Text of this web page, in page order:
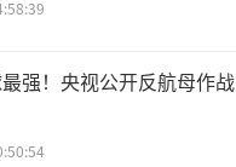
强！央视公开反航母作战